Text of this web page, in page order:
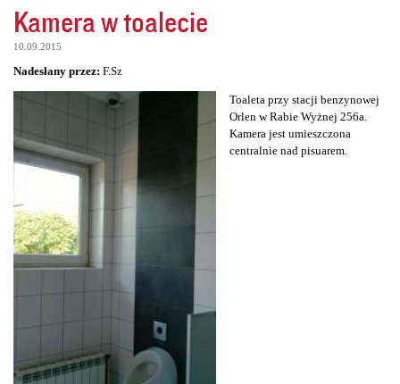
Kamera w toalecie
10.09.2015
Nadesłany przez: F.Sz
Toaleta przy stacji benzynowej
Orlen w Rabie Wyżnej 256a.
Kamera jest umieszczona
centralnie nad pisuarem.